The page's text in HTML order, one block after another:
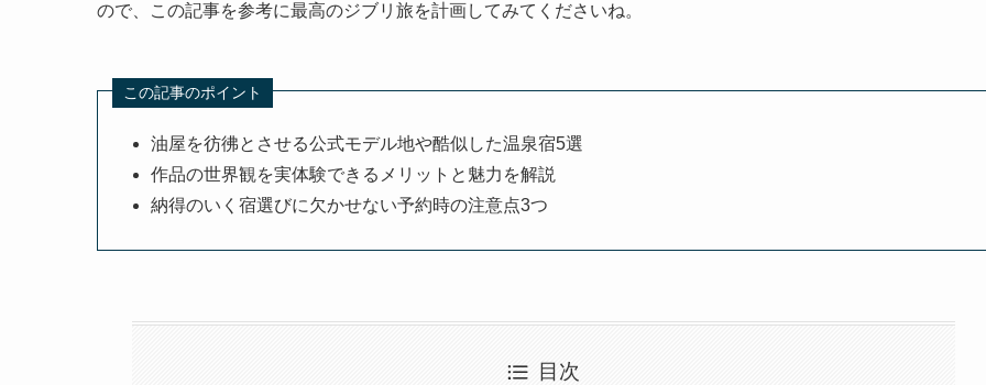
ので、この記事を参考に最高のジブリ旅を計画してみてくださいね。
この記事のポイント
油屋を彷彿とさせる公式モデル地や酷似した温泉宿5選
作品の世界観を実体験できるメリットと魅力を解説
納得のいく宿選びに欠かせない予約時の注意点3つ
目次